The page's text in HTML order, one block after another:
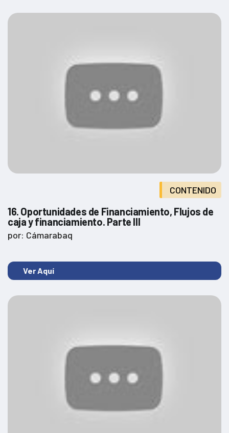
CONTENIDO
16. Oportunidades de Financiamiento, Flujos de
caja y financiamiento. Parte III
por: Cámarabaq
Ver Aquí